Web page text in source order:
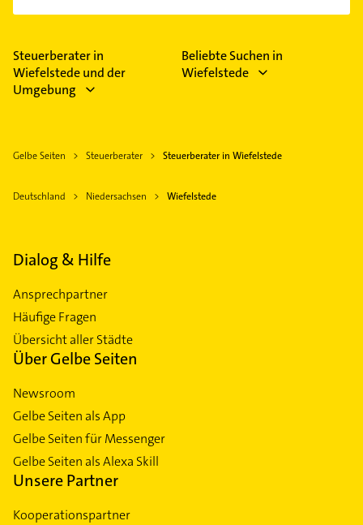
Steuerberater in
Wiefelstede und der
Umgebung
Beliebte Suchen in
Wiefelstede
Gelbe Seiten Steuerberater Steuerberater in Wiefelstede
Deutschland Niedersachsen Wiefelstede
Dialog & Hilfe
Ansprechpartner
Häufige Fragen
Übersicht aller Städte
Über Gelbe Seiten
Newsroom
Gelbe Seiten als App
Gelbe Seiten für Messenger
Gelbe Seiten als Alexa Skill
Unsere Partner
Kooperationspartner